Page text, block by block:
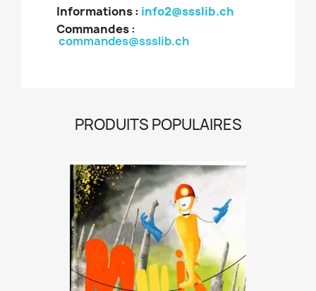
Informations : info2@ssslib.ch
Commandes:
commandes@ssslib.ch
PRODUITS POPULAIRES